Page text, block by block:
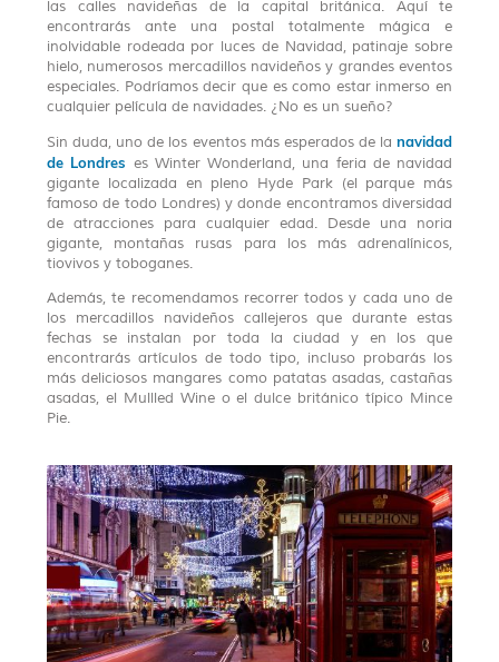
las calles navideñas de la capital británica. Aquí te
encontrarás ante una postal totalmente mágica e
inolvidable rodeada por luces de Navidad, patinaje sobre
hielo, numerosos mercadillos navideños y grandes eventos
especiales. Podríamos decir que es como estar inmerso en
cualquier película de navidades. ¿No es un sueño?
Sin duda, uno de los eventos más esperados de la navidad
de Londres es Winter Wonderland, una feria de navidad
gigante localizada en pleno Hyde Park (el parque más
famoso de todo Londres) y donde encontramos diversidad
de atracciones para cualquier edad. Desde una noria
gigante, montañas rusas para los más adrenalínicos,
tiovivos y toboganes.
Además, te recomendamos recorrer todos y cada uno de
los mercadillos navideños callejeros que durante estas
fechas se instalan por toda la ciudad y en los que
encontrarás artículos de todo tipo, incluso probarás los
más deliciosos mangares como patatas asadas, castañas
asadas, el Mullled Wine o el dulce británico típico Mince
Pie.